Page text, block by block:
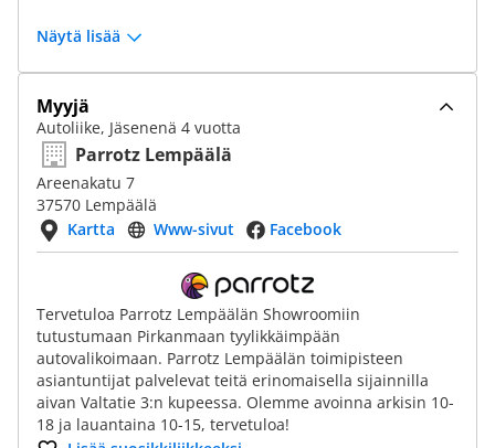
Näytä lisää
Myyjä
Autoliike, Jäsenenä 4 vuotta
Parrotz Lempäälä
Areenakatu 7
37570 Lempäälä
Kartta
Www-sivut Facebook
Tervetuloa Parrotz Lempäälän Showroomiin
tutustumaan Pirkanmaan tyylikkäimpään
autovalikoimaan. Parrotz Lempäälän toimipisteen
asiantuntijat palvelevat teitä erinomaisella sijainnilla
aivan Valtatie 3:n kupeessa. Olemme avoinna arkisin 10-
18 ja lauantaina 10-15, tervetuloa!